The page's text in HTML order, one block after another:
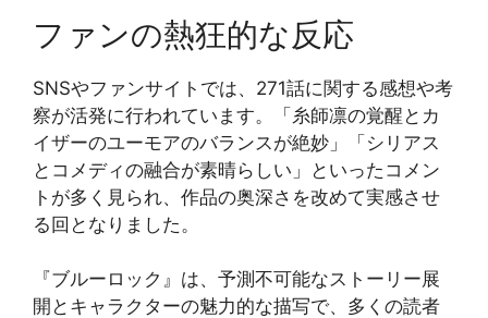
ファンの熱狂的な反応
SNSやファンサイトでは、271話に関する感想や考
察が活発に行われています。「糸師凛の覚醒とカ
イザーのユーモアのバランスが絶妙」「シリアス
とコメディの融合が素晴らしい」といったコメン
トが多く見られ、作品の奥深さを改めて実感させ
る回となりました。
『ブルーロック』は、予測不可能なストーリー展
開とキャラクターの魅力的な描写で、多くの読者